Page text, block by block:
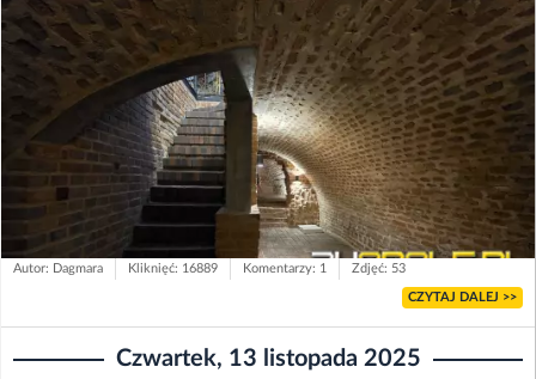
Autor: Dagmara Kliknięć: 16889 Komentarzy: 1 Zdjęć: 53
CZYTAJ DALEJ >>
Czwartek, 13 listopada 2025